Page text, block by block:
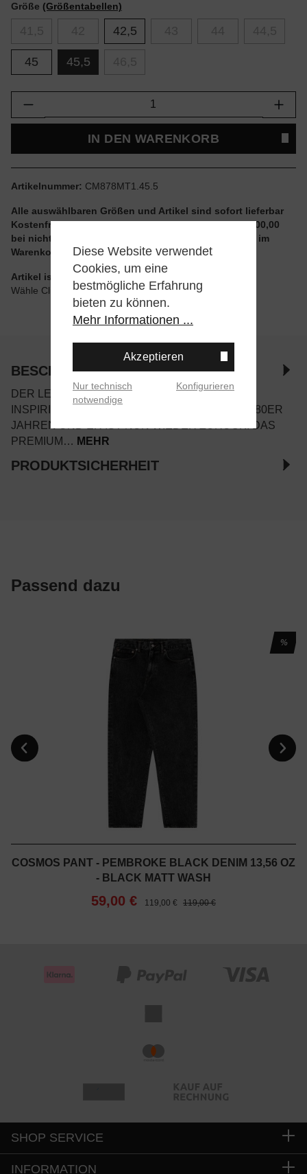
Größe (Größentabellen)
42,5
45 45,5
Produkt Anzahl: Gib den gewünschten
IN DEN WARENKORB
Artikelnummer: CM878MT1.45.5
Alle auswählbaren Größen und Artikel sind sofort lieferbar
Kostenfreier Versand ab einem Einkaufswert von € 100,00
bei nicht reduzierten Artikeln und ohne Aktionscode im
Warenkorb
Artikel ist wie angegeben im Store verfügbar
Wähle Click & Collect beim Checkout
BESCHREIBUNG
DER LEGENDÄRE NEW BALANCE 878 IST
INSPIRIERT VON LAUFSCHUHEN AUS DEN 1980ER
JAHREN UND ER IST NUN WIEDER ZURÜCK. DAS
PREMIUM… MEHR
PRODUKTSICHERHEIT
Passend dazu
%
COSMOS PANT - PEMBROKE BLACK DENIM 13,56 OZ
- BLACK MATT WASH
59,00 € 119,00 € 119,00 €
SHOP SERVICE
INFORMATION
Diese Website verwendet
Cookies, um eine
bestmögliche Erfahrung
bieten zu können.
Mehr Informationen ...
Akzeptieren
Nur technisch
notwendige
Konfigurieren